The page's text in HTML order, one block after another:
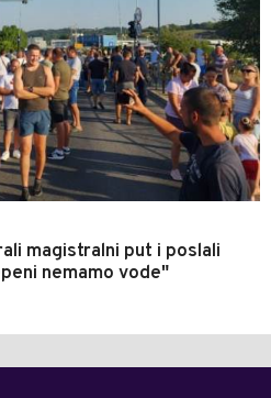
magistralni put i poslali
nemamo vode"